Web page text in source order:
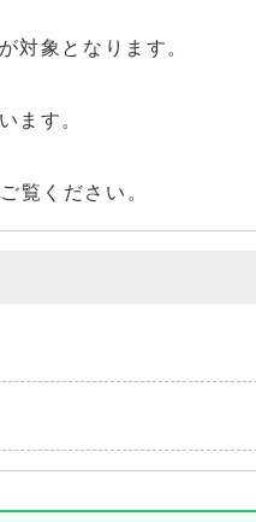
対象となります。
ます。
覧ください。